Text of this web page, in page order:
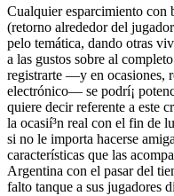
Cualquier esparcimiento con
(retorno alrededor del
pelo temática, dando otras
a las gustos sobre al
registrarte —y en ocasiones,
electrónico— se podrí¡
quiere decir referente a este
la ocasií³n real con el fin de
si no le importa hacerse
características que las
Argentina con el pasar del
falto tanque a sus jugadores